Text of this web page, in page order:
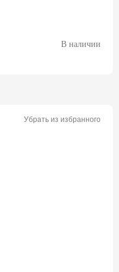
В наличии
Убрать из избранного